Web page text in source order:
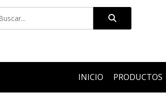
INICIO PRODUCTOS